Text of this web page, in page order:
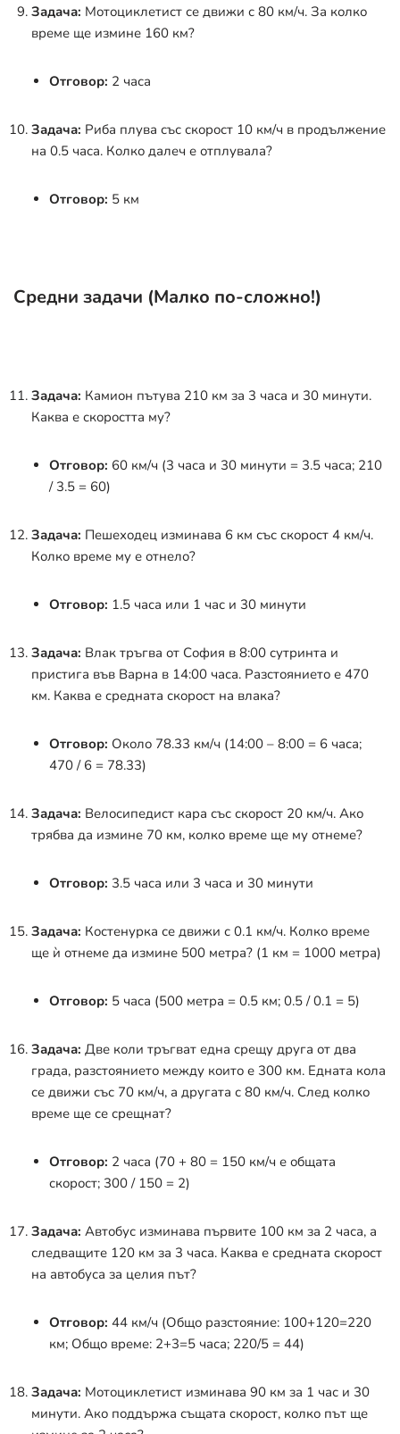
Задача: Мотоциклетист се движи с 80 км/ч. За колко
време ще измине 160 км?
Отговор: 2 часа
Задача: Риба плува със скорост 10 км/ч в продължение
на 0.5 часа. Колко далеч е отплувала?
Отговор: 5 км
Средни задачи (Малко по-сложно!)
Задача: Камион пътува 210 км за 3 часа и 30 минути.
Каква е скоростта му?
Отговор: 60 км/ч (3 часа и 30 минути = 3.5 часа; 210
/ 3.5 = 60)
Задача: Пешеходец изминава 6 км със скорост 4 км/ч.
Колко време му е отнело?
Отговор: 1.5 часа или 1 час и 30 минути
Задача: Влак тръгва от София в 8:00 сутринта и
пристига във Варна в 14:00 часа. Разстоянието е 470
км. Каква е средната скорост на влака?
Отговор: Около 78.33 км/ч (14:00 – 8:00 = 6 часа;
470 / 6 = 78.33)
Задача: Велосипедист кара със скорост 20 км/ч. Ако
трябва да измине 70 км, колко време ще му отнеме?
Отговор: 3.5 часа или 3 часа и 30 минути
Задача: Костенурка се движи с 0.1 км/ч. Колко време
ще ѝ отнеме да измине 500 метра? (1 км = 1000 метра)
Отговор: 5 часа (500 метра = 0.5 км; 0.5 / 0.1 = 5)
Задача: Две коли тръгват една срещу друга от два
града, разстоянието между които е 300 км. Едната кола
се движи със 70 км/ч, а другата с 80 км/ч. След колко
време ще се срещнат?
Отговор: 2 часа (70 + 80 = 150 км/ч е общата
скорост; 300 / 150 = 2)
Задача: Автобус изминава първите 100 км за 2 часа, а
следващите 120 км за 3 часа. Каква е средната скорост
на автобуса за целия път?
Отговор: 44 км/ч (Общо разстояние: 100+120=220
км; Общо време: 2+3=5 часа; 220/5 = 44)
Задача: Мотоциклетист изминава 90 км за 1 час и 30
минути. Ако поддържа същата скорост, колко път ще